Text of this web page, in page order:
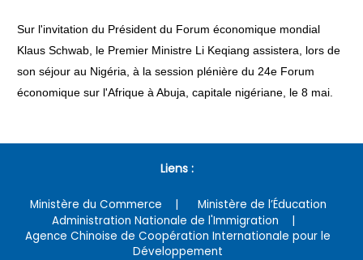
Sur l'invitation du Président du Forum économique mondial
Klaus Schwab, le Premier Ministre Li Keqiang assistera, lors de
son séjour au Nigéria, à la session plénière du 24e Forum
économique sur l'Afrique à Abuja, capitale nigériane, le 8 mai.
Liens :
Ministère du Commerce
Ministère de l’Éducation
Administration Nationale de l'Immigration
Agence Chinoise de Coopération Internationale pour le
Développement